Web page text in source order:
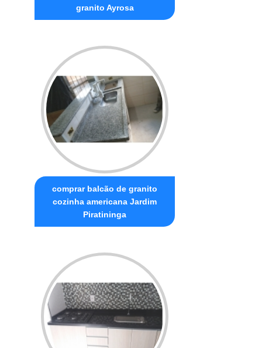
granito Ayrosa
comprar balcão de granito
cozinha americana Jardim
Piratininga